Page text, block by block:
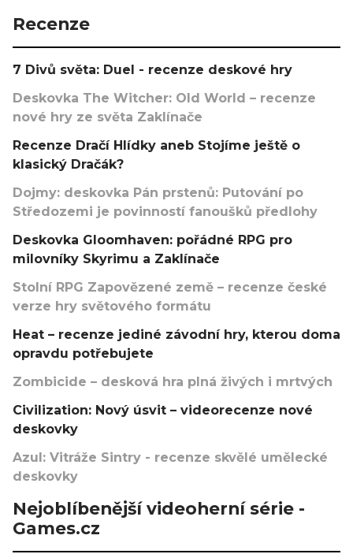
Recenze
7 Divů světa: Duel - recenze deskové hry
Deskovka The Witcher: Old World – recenze
nové hry ze světa Zaklínače
Recenze Dračí Hlídky aneb Stojíme ještě o
klasický Dračák?
Dojmy: deskovka Pán prstenů: Putování po
Středozemi je povinností fanoušků předlohy
Deskovka Gloomhaven: pořádné RPG pro
milovníky Skyrimu a Zaklínače
Stolní RPG Zapovězené země – recenze české
verze hry světového formátu
Heat – recenze jediné závodní hry, kterou doma
opravdu potřebujete
Zombicide – desková hra plná živých i mrtvých
Civilization: Nový úsvit – videorecenze nové
deskovky
Azul: Vitráže Sintry - recenze skvělé umělecké
deskovky
Nejoblíbenější videoherní série -
Games.cz